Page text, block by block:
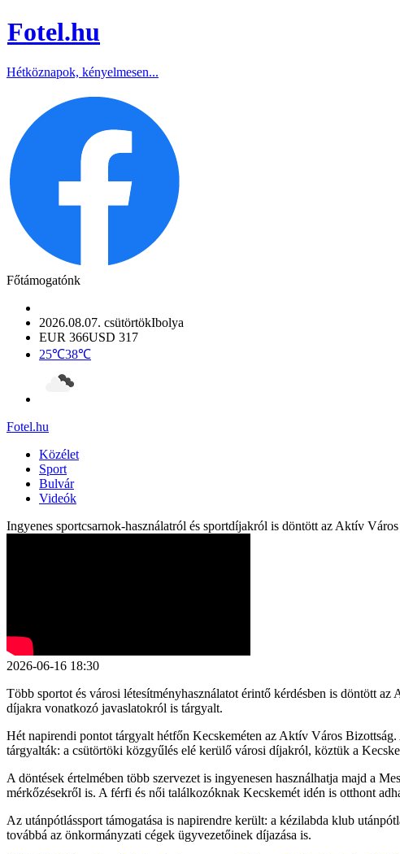
Fotel.hu
Hétköznapok, kényelmesen...
Főtámogatónk
2026.08.07. csütörtökIbolya
EUR 366USD 317
25℃38℃
Fotel.hu
Közélet
Sport
Bulvár
Videók
Ingyenes sportcsarnok-használatról és sportdíjakról is döntött az Aktív
2026-06-16 18:30
Több sportot és városi létesítményhasználatot érintő kérdésben is döntött
díjakra vonatkozó javaslatokról is tárgyalt.
Hét napirendi pontot tárgyalt hétfőn Kecskeméten az Aktív Város
tárgyalták: a csütörtöki közgyűlés elé kerülő városi díjakról, köztük a
A döntések értelmében több szervezet is ingyenesen használhatja majd a
mérkőzésekről is. A férfi és női találkozóknak Kecskemét idén is otthont
Az utánpótlássport támogatása is napirendre került: a kézilabda klub
továbbá az önkormányzati cégek ügyvezetőinek díjazása is.